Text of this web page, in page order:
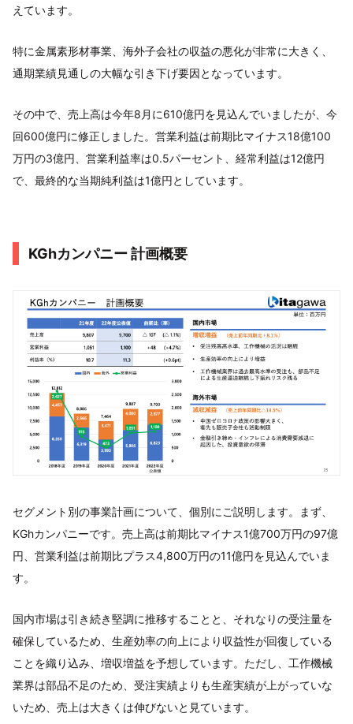
えています。
特に金属素形材事業、海外子会社の収益の悪化が非常に大きく、
通期業績見通しの大幅な引き下げ要因となっています。
その中で、売上高は今年8月に610億円を見込んでいましたが、今
回600億円に修正しました。営業利益は前期比マイナス18億100
万円の3億円、営業利益率は0.5パーセント、経常利益は12億円
で、最終的な当期純利益は1億円としています。
KGhカンパニー 計画概要
セグメント別の事業計画について、個別にご説明します。まず、
KGhカンパニーです。売上高は前期比マイナス1億700万円の97億
円、営業利益は前期比プラス4,800万円の11億円を見込んでいま
す。
国内市場は引き続き堅調に推移することと、それなりの受注量を
確保しているため、生産効率の向上により収益性が回復している
ことを織り込み、増収増益を予想しています。ただし、工作機械
業界は部品不足のため、受注実績よりも生産実績が上がっていな
いため、売上は大きくは伸びないと見ています。